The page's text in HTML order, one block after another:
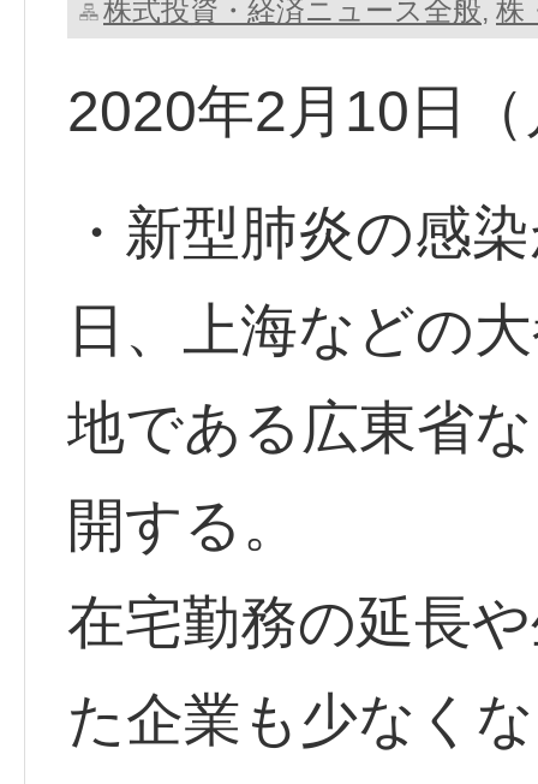
株式投資・経済ニュース全般, 株
2020年2月10日
・新型肺炎の感
日、上海などの
地である広東省
開する。
在宅勤務の延長
た企業も少なく